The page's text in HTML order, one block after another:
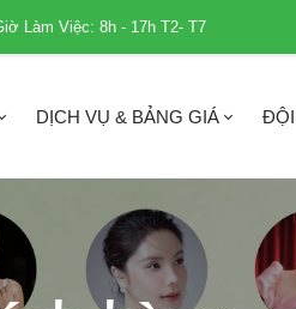
Làm Việc: 8h - 17h T2- T7
DỊCH VỤ & BẢNG GIÁ ĐỘI